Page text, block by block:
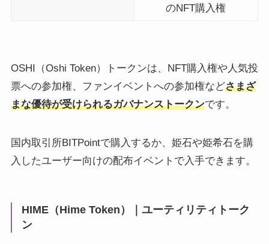
のNFT購入権
OSHI（Oshi Token）トークンは、NFT購入権や人気投
票への参加権、ファンイベントへの参加権などさまざ
まな優待が受けられるガバナンストークンです。
国内取引所BITPointで購入するか、姫石や姫希石を購
入したユーザー向けの配布イベントで入手できます。
HIME（Hime Token）｜ユーティリティトーク
ン